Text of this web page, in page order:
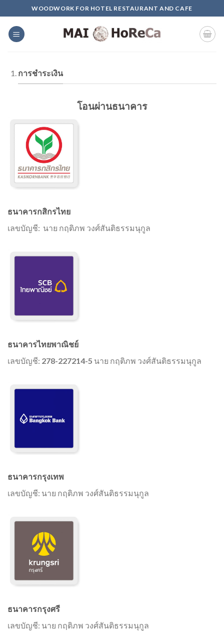
to
content
WOODWORK FOR HOTEL RESTAURANT AND CAFE
การชำระเงิน
โอนผ่านธนาคาร
ธนาคารกสิกรไทย
เลขบัญชี: นาย กฤติภพ วงศ์สันติธรรมนุกูล
ธนาคารไทยพาณิชย์
เลขบัญชี: 278-227214-5 นาย กฤติภพ วงศ์สันติธรรมนุกูล
ธนาคารกรุงเทพ
เลขบัญชี: นาย กฤติภพ วงศ์สันติธรรมนุกูล
ธนาคารกรุงศรี
เลขบัญชี: นาย กฤติภพ วงศ์สันติธรรมนุกูล